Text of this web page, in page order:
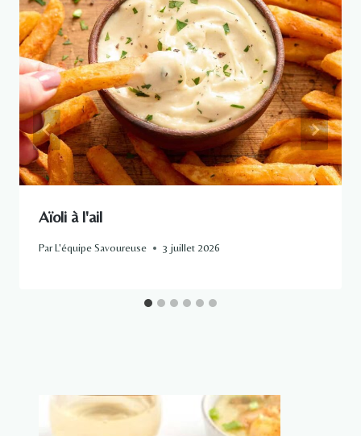
Aïoli à l'ail
ParL'équipe Savoureuse 3 juillet 2026